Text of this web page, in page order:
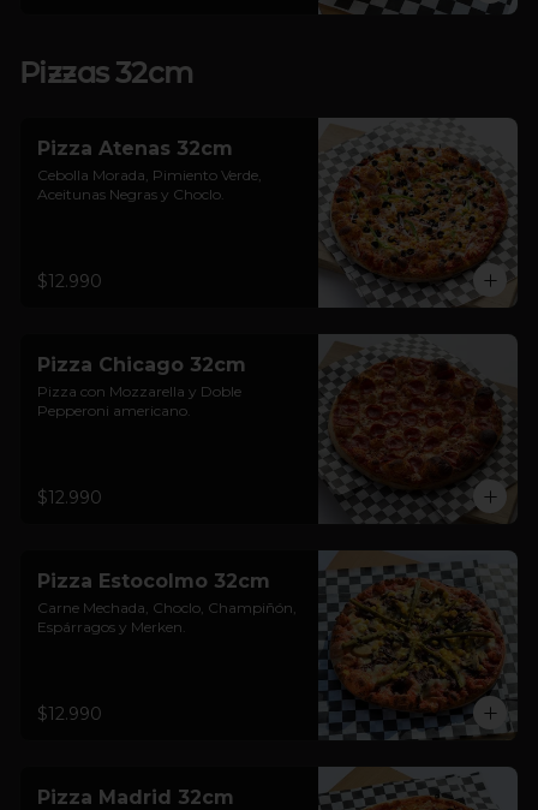
Pizzas 32cm
Pizza Atenas 32cm
Cebolla Morada, Pimiento Verde,
Aceitunas Negras y Choclo.
$12.990
Pizza Chicago 32cm
Pizza con Mozzarella y Doble
Pepperoni americano.
$12.990
Pizza Estocolmo 32cm
Carne Mechada, Choclo, Champiñón,
Espárragos y Merken.
$12.990
Pizza Madrid 32cm